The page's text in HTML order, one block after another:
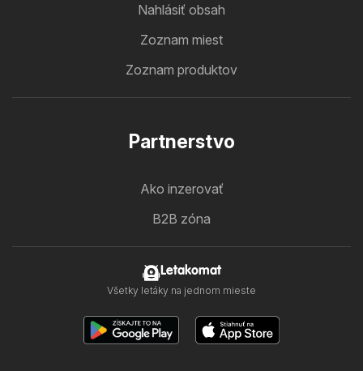
Nahlásiť obsah
Zoznam miest
Zoznam produktov
Partnerstvo
Ako inzerovať
B2B zóna
Letakomat
Všetky letáky na jednom mieste